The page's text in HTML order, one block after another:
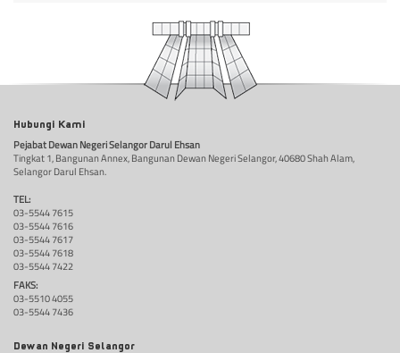
Hubungi Kami
Pejabat Dewan Negeri Selangor Darul Ehsan
Tingkat 1, Bangunan Annex, Bangunan Dewan Negeri Selangor, 40680 Shah Alam,
Selangor Darul Ehsan.
TEL:
03-5544 7615
03-5544 7616
03-5544 7617
03-5544 7618
03-5544 7422
FAKS:
03-5510 4055
03-5544 7436
Dewan Negeri Selangor